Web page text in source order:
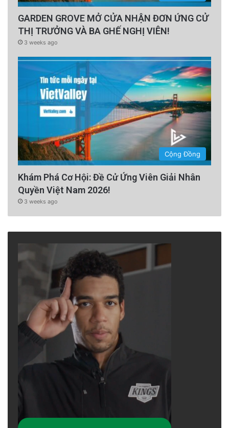
GARDEN GROVE MỞ CỬA NHẬN ĐƠN ỨNG CỬ
THỊ TRƯỞNG VÀ BA GHẾ NGHỊ VIÊN!
3 weeks ago
Cộng Đồng
Khám Phá Cơ Hội: Đề Cử Ứng Viên Giải Nhân
Quyền Việt Nam 2026!
3 weeks ago